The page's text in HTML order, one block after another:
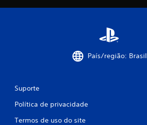
o
m
e
País/região: Brasil
Suporte
Política de privacidade
Termos de uso do site